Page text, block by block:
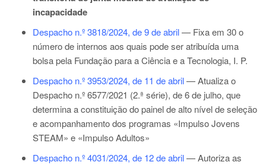
incapacidade
Despacho n.º 3818/2024, de 9 de abril— Fixa em 30 o
número de internos aos quais pode ser atribuída uma
bolsa pela Fundação para a Ciência e a Tecnologia, I. P.
Despacho n.º 3953/2024, de 11 de abril— Atualiza o
Despacho n.º 6577/2021 (2.ª série), de 6 de julho, que
determina a constituição do painel de alto nível de seleção
e acompanhamento dos programas «Impulso Jovens
STEAM» e «Impulso Adultos»
Despacho n.º 4031/2024, de 12 de abril— Autoriza as